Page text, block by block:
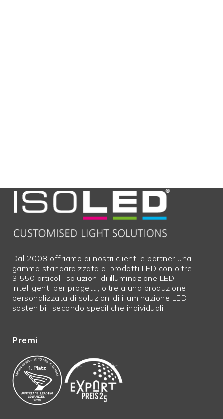
utilizzato,
raccomandazione:
utilizzare un
tensione DC per il
Tipo di LED
3xHSMD
Classe di
protezione
IP20
Peso in grammi
14
Durata utile
L70|B10
38000
Vita utile
L70|B50
Dal 2008 offriamo ai nostri clienti e partner una
gamma standardizzata di prodotti LED con oltre
3.550 articoli, soluzioni di illuminazione LED
intelligenti per progetti, oltre a una produzione
personalizzata di soluzioni di illuminazione LED
sostenibili secondo specifiche individuali.
Premi